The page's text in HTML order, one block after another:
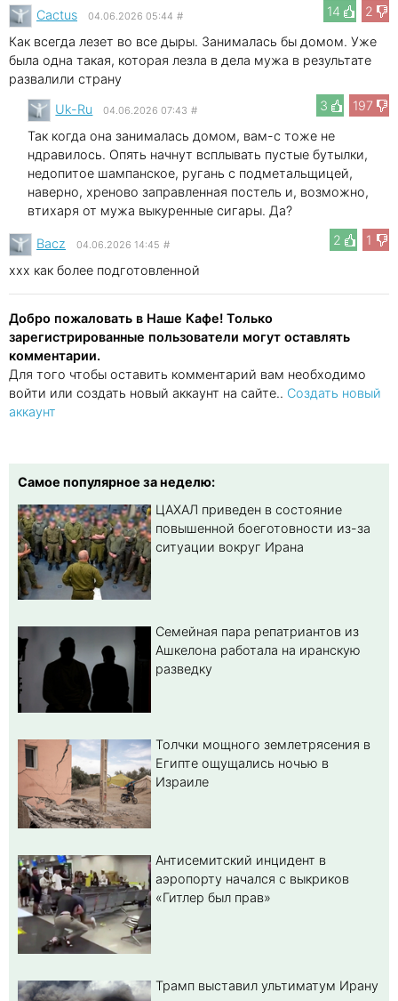
14
2
Cactus 04.06.2026 05:44 #
Как всегда лезет во все дыры. Занималась бы домом. Уже
была одна такая, которая лезла в дела мужа в результате
развалили страну
3
197
Uk-Ru 04.06.2026 07:43 #
Так когда она занималась домом, вам-с тоже не
ндравилось. Опять начнут всплывать пустые бутылки,
недопитое шампанское, ругань с подметальщицей,
наверно, хреново заправленная постель и, возможно,
втихаря от мужа выкуренные сигары. Да?
2
1
Bacz 04.06.2026 14:45 #
xxx как более подготовленной
Добро пожаловать в Наше Кафе! Только
зарегистрированные пользователи могут оставлять
комментарии.
Для того чтобы оставить комментарий вам необходимо
войти или создать новый аккаунт на сайте.. Создать новый
аккаунт
Самое популярное за неделю:
ЦАХАЛ приведен в состояние
повышенной боеготовности из-за
ситуации вокруг Ирана
Семейная пара репатриантов из
Ашкелона работала на иранскую
разведку
Толчки мощного землетрясения в
Египте ощущались ночью в
Израиле
Антисемитский инцидент в
аэропорту начался с выкриков
«Гитлер был прав»
Трамп выставил ультиматум Ирану